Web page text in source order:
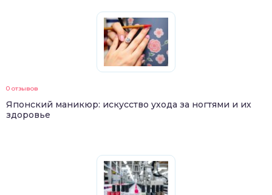
0 отзывов
Японский маникюр: искусство ухода за ногтями и их
здоровье